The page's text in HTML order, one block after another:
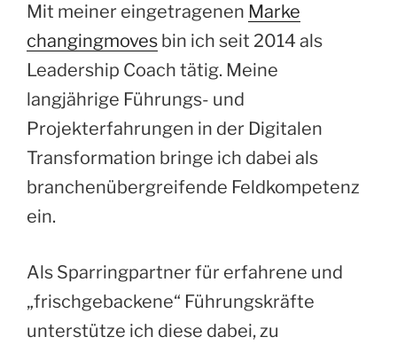
Mit meiner eingetragenen Marke
changingmoves bin ich seit 2014 als
Leadership Coach tätig. Meine
langjährige Führungs- und
Projekterfahrungen in der Digitalen
Transformation bringe ich dabei als
branchenübergreifende Feldkompetenz
ein.
Als Sparringpartner für erfahrene und
„frischgebackene“ Führungskräfte
unterstütze ich diese dabei, zu